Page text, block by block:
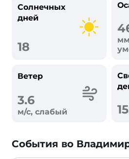
Солнечных
дней
18
Ветер
3.6
м/с, слабый
События во